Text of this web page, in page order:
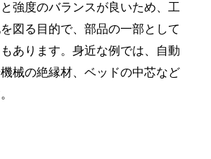
強度のバランスが良いため、工
図る目的で、部品の一部として
あります。身近な例では、自動
械の絶縁材、ベッドの中芯など